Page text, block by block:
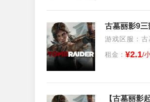
游戏区服：
租金： ¥2.1/
【古墓丽影